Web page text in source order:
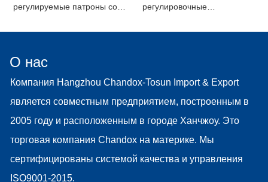
регулируемые патроны со
регулировочные
стальным корпусом
О нас
Компания Hangzhou Chandox-Tosun Import & Export
является совместным предприятием, построенным в
2005 году и расположенным в городе Ханчжоу. Это
торговая компания Chandox на материке. Мы
сертифицированы системой качества и управления
ISO9001-2015.